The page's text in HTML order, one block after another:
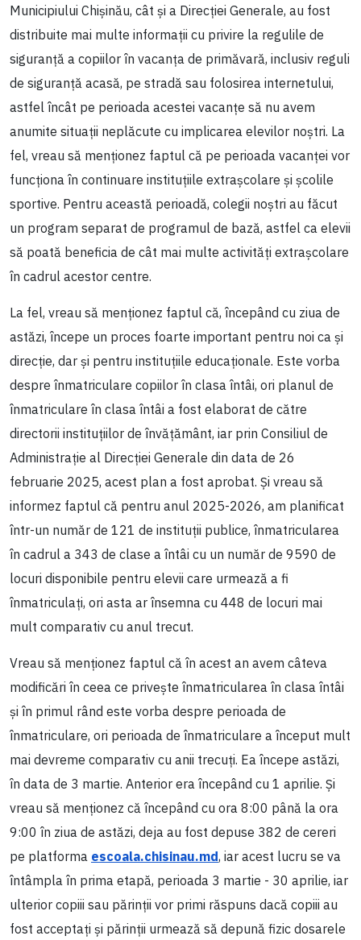
Municipiului Chișinău, cât și a Direcției Generale, au fost
distribuite mai multe informații cu privire la regulile de
siguranță a copiilor în vacanța de primăvară, inclusiv reguli
de siguranță acasă, pe stradă sau folosirea internetului,
astfel încât pe perioada acestei vacanțe să nu avem
anumite situații neplăcute cu implicarea elevilor noștri. La
fel, vreau să menționez faptul că pe perioada vacanței vor
funcționa în continuare instituțiile extrașcolare și școlile
sportive. Pentru această perioadă, colegii noștri au făcut
un program separat de programul de bază, astfel ca elevii
să poată beneficia de cât mai multe activități extrașcolare
în cadrul acestor centre.
La fel, vreau să menționez faptul că, începând cu ziua de
astăzi, începe un proces foarte important pentru noi ca și
direcție, dar și pentru instituțiile educaționale. Este vorba
despre înmatriculare copiilor în clasa întâi, ori planul de
înmatriculare în clasa întâi a fost elaborat de către
directorii instituțiilor de învățământ, iar prin Consiliul de
Administrație al Direcției Generale din data de 26
februarie 2025, acest plan a fost aprobat. Și vreau să
informez faptul că pentru anul 2025-2026, am planificat
într-un număr de 121 de instituții publice, înmatricularea
în cadrul a 343 de clase a întâi cu un număr de 9590 de
locuri disponibile pentru elevii care urmează a fi
înmatriculați, ori asta ar însemna cu 448 de locuri mai
mult comparativ cu anul trecut.
Vreau să menționez faptul că în acest an avem câteva
modificări în ceea ce privește înmatricularea în clasa întâi
și în primul rând este vorba despre perioada de
înmatriculare, ori perioada de înmatriculare a început mult
mai devreme comparativ cu anii trecuți. Ea începe astăzi,
în data de 3 martie. Anterior era începând cu 1 aprilie. Și
vreau să menționez că începând cu ora 8:00 până la ora
9:00 în ziua de astăzi, deja au fost depuse 382 de cereri
pe platforma escoala.chisinau.md, iar acest lucru se va
întâmpla în prima etapă, perioada 3 martie - 30 aprilie, iar
ulterior copiii sau părinții vor primi răspuns dacă copiii au
fost acceptați și părinții urmează să depună fizic dosarele